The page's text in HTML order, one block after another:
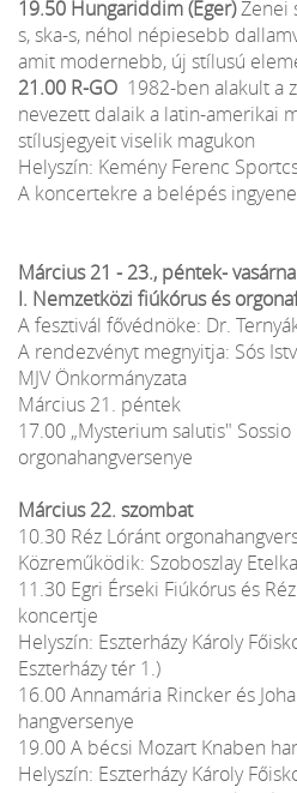
19.50 Hungariddim (Eger)Zenei
s, ska-s, néhol népiesebb
amit modernebb, új stílusú
21.00 R-GO 1982-ben alakult a
nevezett dalaik a latin-amerikai
stílusjegyeit viselik magukon
Helyszín: Kemény Ferenc
A koncertekre a belépés
Március 21 - 23., péntek-
I. Nemzetközi fiúkórus és
A fesztivál fővédnöke: Dr.
A rendezvényt megnyitja: Sós
MJV Önkormányzata
Március 21. péntek
17.00 „Mysterium salutis" Sossio
orgonahangversenye
Március 22. szombat
10.30 Réz Lóránt
Közreműködik: Szoboszlay
11.30 Egri Érseki Fiúkórus és
koncertje
Helyszín: Eszterházy Károly
Eszterházy tér 1.)
16.00 Annamária Rincker és
hangversenye
19.00 A bécsi Mozart Knaben
Helyszín: Eszterházy Károly